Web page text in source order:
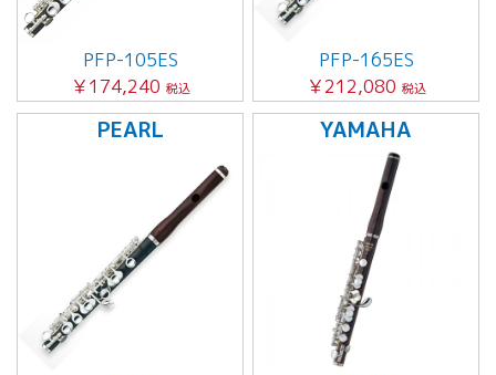
PFP-105ES
￥174,240 税込
PFP-165ES
￥212,080 税込
PEARL YAMAHA